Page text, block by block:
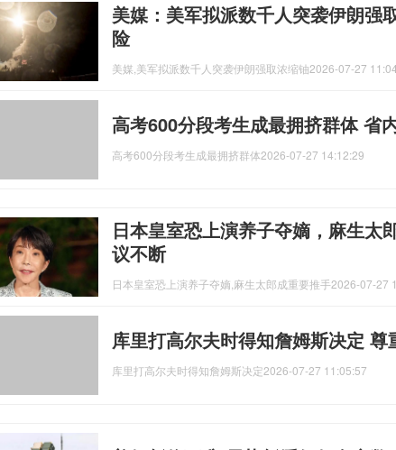
美媒：美军拟派数千人突袭伊朗强
险
美媒,美军拟派数千人突袭伊朗强取浓缩铀2026-07-27
高考600分段考生成最拥挤群体 省
高考600分段考生成最拥挤群体2026-07-27 14:12:29
日本皇室恐上演养子夺嫡，麻生太
议不断
日本皇室恐上演养子夺嫡,麻生太郎成重要推手2026-07-27
库里打高尔夫时得知詹姆斯决定 尊
库里打高尔夫时得知詹姆斯决定2026-07-27 11:05:57